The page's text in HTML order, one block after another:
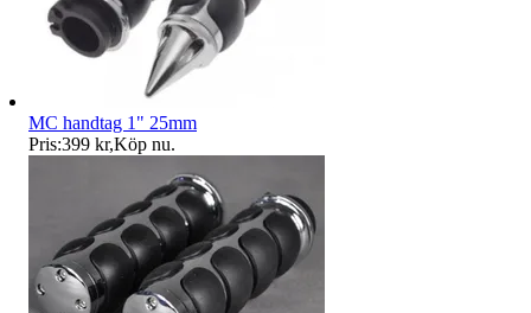
MC handtag 1" 25mm
Pris:399 kr,Köp nu.